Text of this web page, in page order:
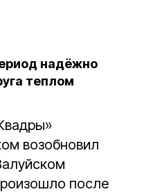
надёжно
теплом
возобновил
после